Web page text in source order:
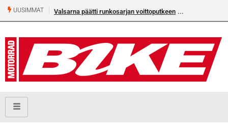
UUSIMMAT Valsarna päätti runkosarjan voittoputkeen